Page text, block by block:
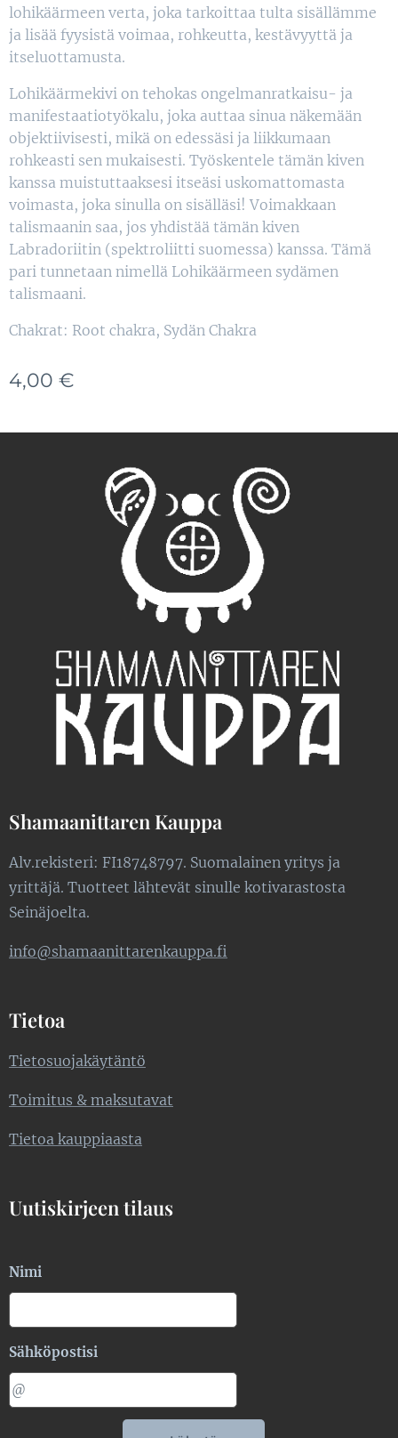
lohikäärmeen verta, joka tarkoittaa tulta sisällämme
ja lisää fyysistä voimaa, rohkeutta, kestävyyttä ja
itseluottamusta.
Lohikäärmekivi on tehokas ongelmanratkaisu- ja
manifestaatiotyökalu, joka auttaa sinua näkemään
objektiivisesti, mikä on edessäsi ja liikkumaan
rohkeasti sen mukaisesti. Työskentele tämän kiven
kanssa muistuttaaksesi itseäsi uskomattomasta
voimasta, joka sinulla on sisälläsi! Voimakkaan
talismaanin saa, jos yhdistää tämän kiven
Labradoriitin (spektroliitti suomessa) kanssa. Tämä
pari tunnetaan nimellä Lohikäärmeen sydämen
talismaani.
Chakrat: Root chakra, Sydän Chakra
4,00 €
Shamaanittaren Kauppa
Alv.rekisteri: FI18748797. Suomalainen yritys ja
yrittäjä. Tuotteet lähtevät sinulle kotivarastosta
Seinäjoelta.
info@shamaanittarenkauppa.fi
Tietoa
Tietosuojakäytäntö
Toimitus & maksutavat
Tietoa kauppiaasta
Uutiskirjeen tilaus
Nimi
Sähköpostisi